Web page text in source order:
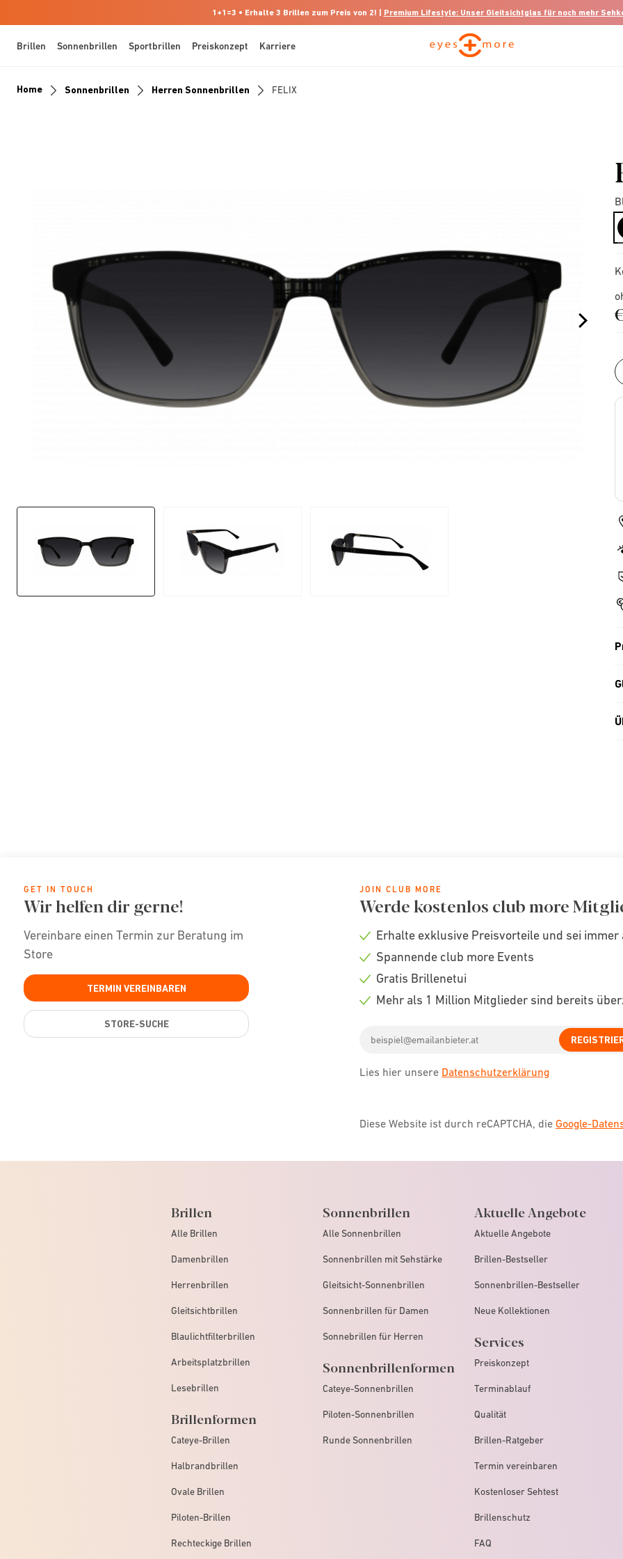
1+1=3 • Erhalte 3 Brillen zum Preis von 2! | Premium Lifestyle: Unser Gleitsichtglas für noch mehr
Brillen Sonnenbrillen Sportbrillen Preiskonzept Karriere
Home Sonnenbrillen Herren Sonnenbrillen FELIX
GET IN TOUCH
Wir helfen dir gerne!
Vereinbare einen Termin zur Beratung im
Store
TERMIN VEREINBAREN
STORE-SUCHE
JOIN CLUB MORE
Werde kostenlos club more
Check
Erhalte exklusive Preisvorteile und sei
Check
Spannende club more Events
Check
Gratis Brillenetui
Mehr als 1 Million Mitglieder sind bereits
address
Lies hier unsere Datenschutzerklärung
Diese Website ist durch reCAPTCHA, die Google-
Brillen
Alle Brillen
Damenbrillen
Herrenbrillen
Gleitsichtbrillen
Blaulichtfilterbrillen
Arbeitsplatzbrillen
Lesebrillen
Brillenformen
Cateye-Brillen
Halbrandbrillen
Ovale Brillen
Piloten-Brillen
Rechteckige Brillen
Sonnenbrillen
Alle Sonnenbrillen
Sonnenbrillen mit Sehstärke
Gleitsicht-Sonnenbrillen
Sonnenbrillen für Damen
Sonnebrillen für Herren
Sonnenbrillenformen
Cateye-Sonnenbrillen
Piloten-Sonnenbrillen
Runde Sonnenbrillen
Aktuelle Angebote
Aktuelle Angebote
Brillen-Bestseller
Sonnenbrillen-Bestseller
Neue Kollektionen
Services
Preiskonzept
Terminablauf
Qualität
Brillen-Ratgeber
Termin vereinbaren
Kostenloser Sehtest
Brillenschutz
FAQ